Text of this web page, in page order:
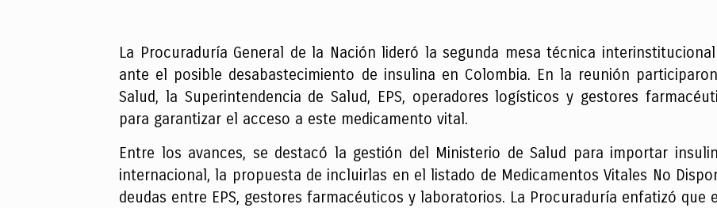
La Procuraduría General de la Nación lideró la segunda mesa técnica
ante el posible desabastecimiento de insulina en Colombia. En la reunión
Salud, la Superintendencia de Salud, EPS, operadores logísticos y gestores
para garantizar el acceso a este medicamento vital.
Entre los avances, se destacó la gestión del Ministerio de Salud para importar
internacional, la propuesta de incluirlas en el listado de Medicamentos Vitales No
deudas entre EPS, gestores farmacéuticos y laboratorios. La Procuraduría enfatizó que